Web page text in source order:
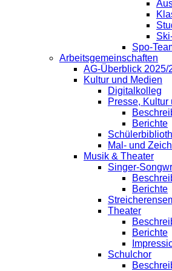
Spo-
Arbeitsgemeinschaften
AG-Überblick 2025/
Kultur und Medien
Digitalkolleg
Presse, Kultur
Berichte
Mal- und
Musik & Theater
Singer-
Berichte
Theater
Berichte
Schulchor